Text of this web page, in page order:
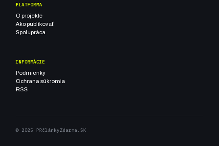
PLATFORMA
O projekte
Ako publikovať
Spolupráca
INFORMÁCIE
Podmienky
Ochrana súkromia
RSS
© 2025 PRčlánkyZdarma.SK